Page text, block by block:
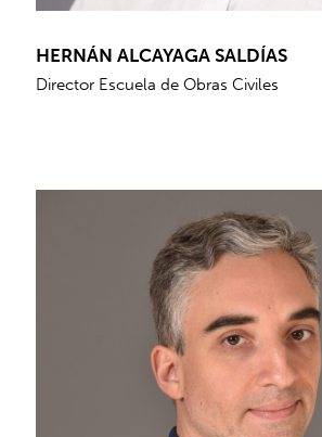
HERNÁN ALCAYAGA SALDÍAS
Director Escuela de Obras Civiles